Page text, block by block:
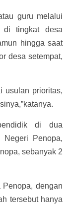
guru melalui
di tingkat desa
hingga saat
desa setempat,
usulan prioritas,
di dua
Penopa,
sebanyak 2
dengan
tersebut hanya